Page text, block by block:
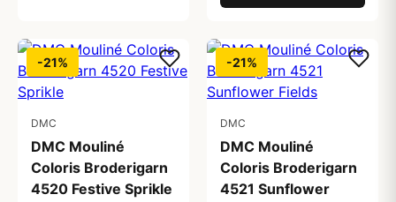
-21%
DMC
DMC Mouliné
Coloris Broderigarn
4520 Festive Sprikle
-21%
DMC
DMC Mouliné
Coloris Broderigarn
4521 Sunflower